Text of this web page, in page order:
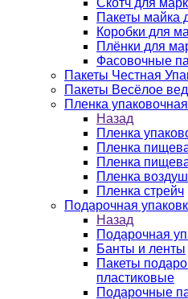
Скотч для
Пакеты майка
Коробки для
Плёнки для
Фасовочные
Пакеты Честная
Пакеты Весёлое
Пленка упаковочная
Назад
Пленка
Пленка
Пленка
Пленка
Пленка стрейч
Подарочная
Назад
Подарочная
Банты и ленты
Пакеты
пластиковые
Подарочные